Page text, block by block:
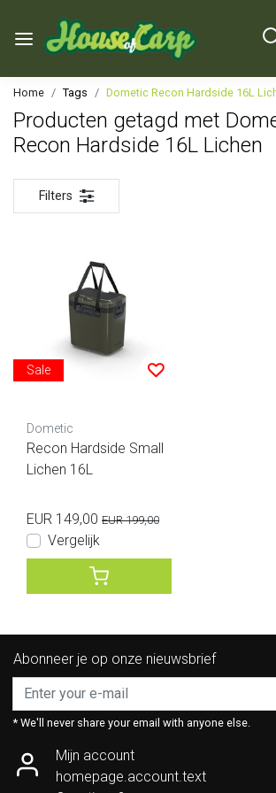
Home Tags Dometic Recon Hardside 16L
Producten getagd met
Recon Hardside 16L Lichen
Filters
Sale
Dometic
Recon Hardside Small
Lichen 16L
EUR 149,00 EUR 199,00
Vergelijk
Abonneer je op onze nieuwsbrief
* We'll never share your email with anyone else.
Mijn account
homepage.account.text